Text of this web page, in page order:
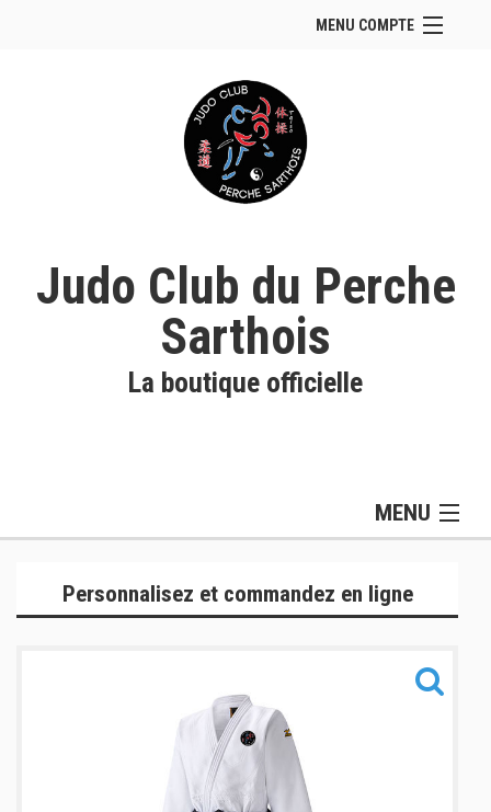
MENU COMPTE
Site Web du club
Se connecter
Panier ( vide )
Judo Club du Perche
Sarthois
La boutique officielle
MENU
Lifestyle
Accessoires
Sacs
Informations
Personnalisez et commandez en ligne